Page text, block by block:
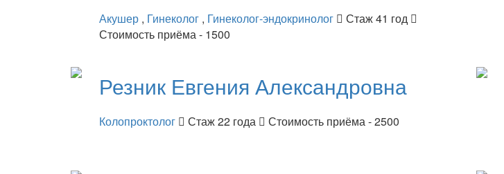
Акушер , Гинеколог , Гинеколог-эндокринолог
Стаж 41 год
Стоимость приёма - 1500
Резник Евгения Александровна
Колопроктолог Стаж 22 года Стоимость приёма - 2500